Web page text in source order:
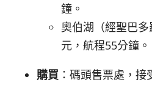
鐘。
奧伯湖（經聖巴
元，航程55分鐘。
購買 ：碼頭售票處，